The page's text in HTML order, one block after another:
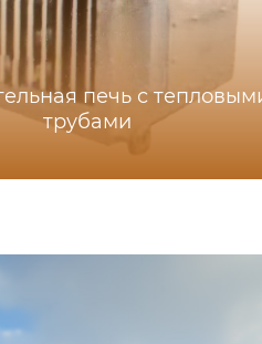
печь с
трубами